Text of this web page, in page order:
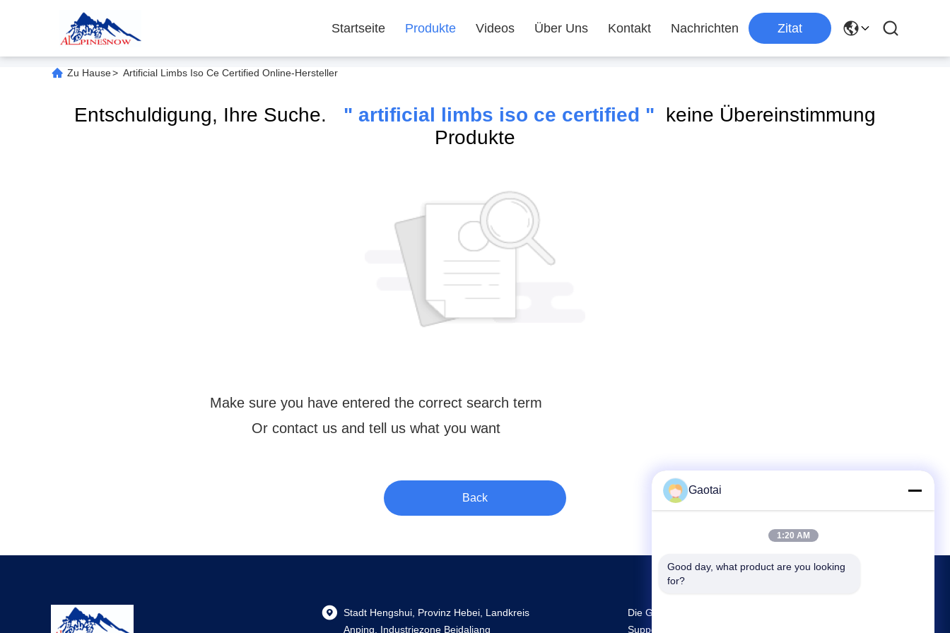
Startseite Produkte Videos Über Uns Kontakt Nachrichten Zitat
Zu Hause> Artificial Limbs Iso Ce Certified Online-Hersteller
Entschuldigung, Ihre Suche. " artificial limbs iso ce certified " keine Übereinstimmung
Produkte
Make sure you have entered the correct search term
Or contact us and tell us what you want
Back
Stadt Hengshui, Provinz Hebei, Landkreis
Anping, Industriezone Beidaliang
Die Größte FuE- Und Produktionsstätte Back
Support Lieferant In China
Gaotai
1:20 AM
Good day, what product are you looking
for?